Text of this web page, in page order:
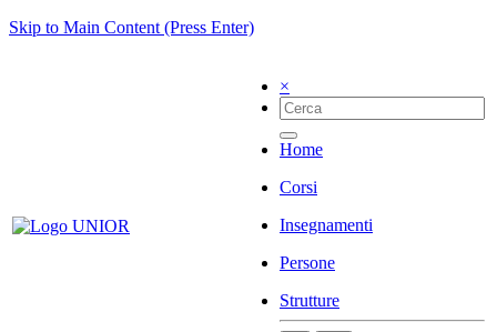
Skip to Main Content (Press Enter)
×
Home
Corsi
Insegnamenti
Persone
Strutture